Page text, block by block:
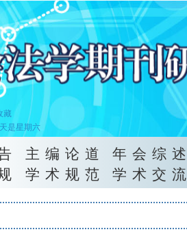
藏
是星期六
主编论道 年会综述
学术规范 学术交流